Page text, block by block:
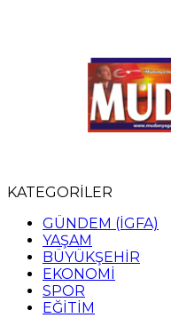
KATEGORİLER
GÜNDEM (İGFA)
YAŞAM
BÜYÜKŞEHİR
EKONOMİ
SPOR
EĞİTİM